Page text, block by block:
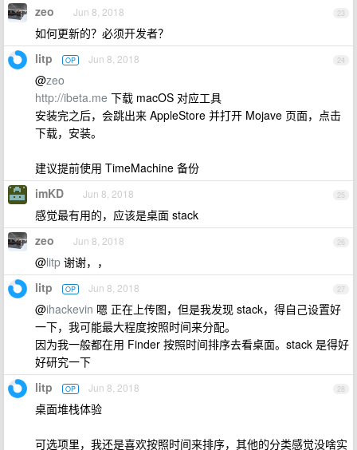
23
zeo Jun 8, 2018
如何更新的？必须开发者？
24
litp OP Jun 8, 2018
@zeo
http://ibeta.me 下载 macOS 对应工具
安装完之后，会跳出来 AppleStore 并打开 Mojave 页面，点击
下载，安装。
建议提前使用 TimeMachine 备份
25
imKD Jun 8, 2018
感觉最有用的，应该是桌面 stack
26
zeo Jun 8, 2018
@litp 谢谢，，
27
litp OP Jun 8, 2018
@ihackevin 嗯 正在上传图，但是我发现 stack，得自己设置好
一下，我可能最大程度按照时间来分配。
因为我一般都在用 Finder 按照时间排序去看桌面。stack 是得好
好研究一下
28
litp OP Jun 8, 2018
桌面堆栈体验
可选项里，我还是喜欢按照时间来排序，其他的分类感觉没啥实